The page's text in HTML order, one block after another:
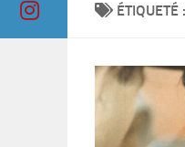
ÉTIQUETÉ :